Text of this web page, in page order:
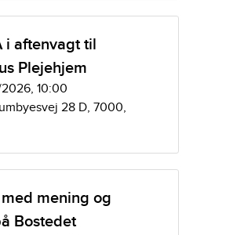
i aftenvagt til
Plejehjem
10:00
28 D, 7000,
mening og
Bostedet